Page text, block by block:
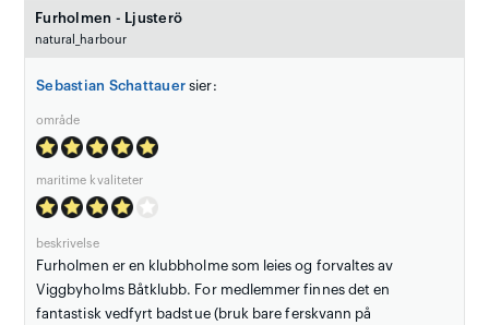
Furholmen - Ljusterö
natural_harbour
Sebastian Schattauer sier:
område
maritime kvaliteter
beskrivelse
Furholmen er en klubbholme som leies og forvaltes av
Viggbyholms Båtklubb. For medlemmer finnes det en
fantastisk vedfyrt badstue (bruk bare ferskvann på